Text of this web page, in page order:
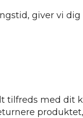
giver vi dig
tilfreds med